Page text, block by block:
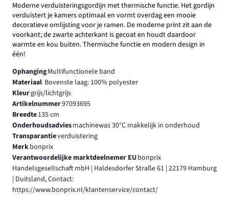
Moderne verduisteringsgordijn met thermische functie. Het gordijn
verduistert je kamers optimaal en vormt overdag een mooie
decoratieve omlijsting voor je ramen. De moderne print zit aan de
voorkant; de zwarte achterkant is gecoat en houdt daardoor
warmte en kou buiten. Thermische functie en modern design in
één!
OphangingMultifunctionele band
Materiaal Bovenste laag: 100% polyester
Kleurgrijs/lichtgrijs
Artikelnummer97093695
Breedte135 cm
Onderhoudsadviesmachinewas 30°C makkelijk in onderhoud
Transparantieverduistering
Merkbonprix
Verantwoordelijke marktdeelnemer EUbonprix
Handelsgesellschaft mbH | Haldesdorfer Straße 61 | 22179 Hamburg
| Duitsland, Contact:
https://www.bonprix.nl/klantenservice/contact/